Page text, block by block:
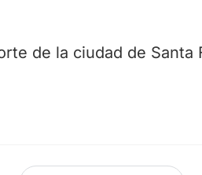
de la ciudad de Santa